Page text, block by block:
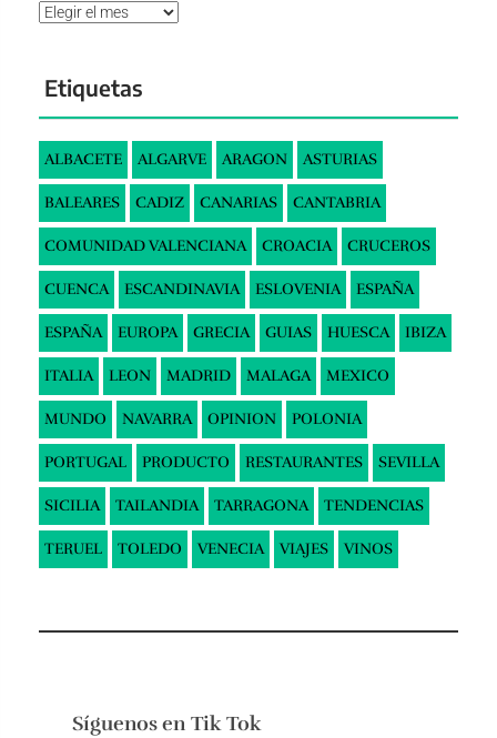
Archivos
Etiquetas
ALBACETE ALGARVE ARAGON ASTURIAS
BALEARES CADIZ CANARIAS CANTABRIA
COMUNIDAD VALENCIANA CROACIA CRUCEROS
CUENCA ESCANDINAVIA ESLOVENIA ESPAÑA
ESPAÑA EUROPA GRECIA GUIAS HUESCA IBIZA
ITALIA LEON MADRID MALAGA MEXICO
MUNDO NAVARRA OPINION POLONIA
PORTUGAL PRODUCTO RESTAURANTES SEVILLA
SICILIA TAILANDIA TARRAGONA TENDENCIAS
TERUEL TOLEDO VENECIA VIAJES VINOS
Síguenos en Tik Tok